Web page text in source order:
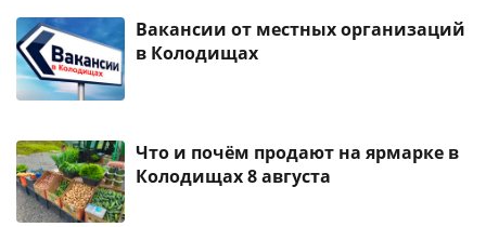
Вакансии от местных организаций
в Колодищах
Что и почём продают на ярмарке в
Колодищах 8 августа